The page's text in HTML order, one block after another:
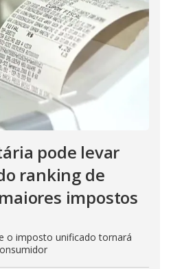
pode levar
ranking de
impostos
o imposto unificado tornará